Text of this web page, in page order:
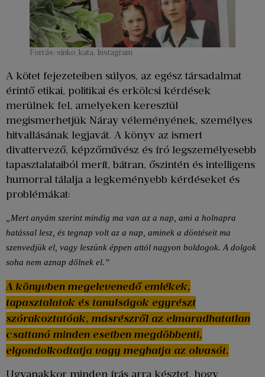
Forrás: sinko_kata, Instagram
A kötet fejezeteiben súlyos, az egész társadalmat
érintő etikai, politikai és erkölcsi kérdések
merülnek fel, amelyeken keresztül
megismerhetjük Náray véleményének, személyes
hitvallásának legjavát. A könyv az ismert
divattervező, képzőművész és író legszemélyesebb
tapasztalataiból merít, bátran, őszintén és intelligens
humorral tálalja a legkeményebb kérdéseket és
problémákat:
„Mert anyám szerint mindig ma van az a nap, ami a holnapra
hatással lesz, és tegnap volt az a nap, aminek a döntéseit ma
szenvedjük el, vagy leszünk éppen attól nagyon boldogok. A dolgok
soha nem aznap dőlnek el.”
A könyvben megelevenedő emlékek,
tapasztalatok és tanulságok egyrészt
szórakoztatóak, másrészről az elmaradhatatlan
csattanó minden esetben megdöbbenti,
elgondolkodtatja vagy meghatja az olvasót.
Ugyanakkor minden írás arra késztet, hogy